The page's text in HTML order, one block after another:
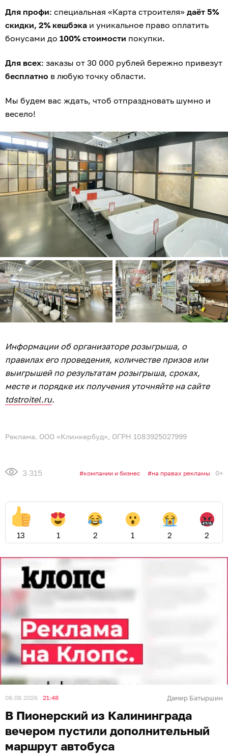
Для профи: специальная «Карта строителя» даёт 5%
скидки, 2% кешбэка и уникальное право оплатить
бонусами до 100% стоимости покупки.
Для всех: заказы от 30 000 рублей бережно привезут
бесплатно в любую точку области.
Мы будем вас ждать, чтоб отпраздновать шумно и
весело!
Информации об организаторе розыгрыша, о
правилах его проведения, количестве призов или
выигрышей по результатам розыгрыша, сроках,
месте и порядке их получения уточняйте на сайте
tdstroitel.ru.
Реклама. ООО «Клинкербуд», ОГРН 1083925027999
3 315 компании и бизнес на правах рекламы 0+
13 1 2 1 2 2
08.08.2026 21:48 Дамир Батыршин
В Пионерский из Калининграда
вечером пустили дополнительный
маршрут автобуса